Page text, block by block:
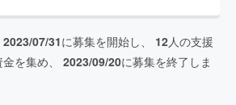
2023/07/31に募集を開始し、 12人の支援
を集め、 2023/09/20に募集を終了しま